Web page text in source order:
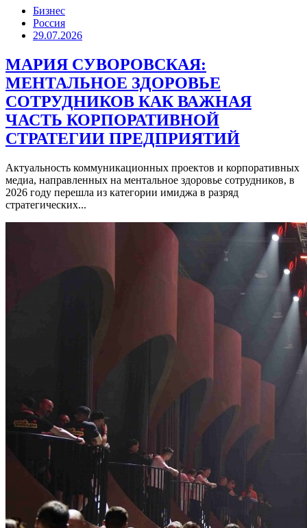
Бизнес
Россия
29.07.2026
МАРИЯ СУВОРОВСКАЯ:
МЕНТАЛЬНОЕ ЗДОРОВЬЕ
СОТРУДНИКОВ КАК ВАЖНАЯ
ЧАСТЬ КОРПОРАТИВНОЙ
СТРАТЕГИИ ПРЕДПРИЯТИЙ
Актуальность коммуникационных проектов и корпоративных
медиа, направленных на ментальное здоровье сотрудников, в
2026 году перешла из категории имиджа в разряд
стратегических...